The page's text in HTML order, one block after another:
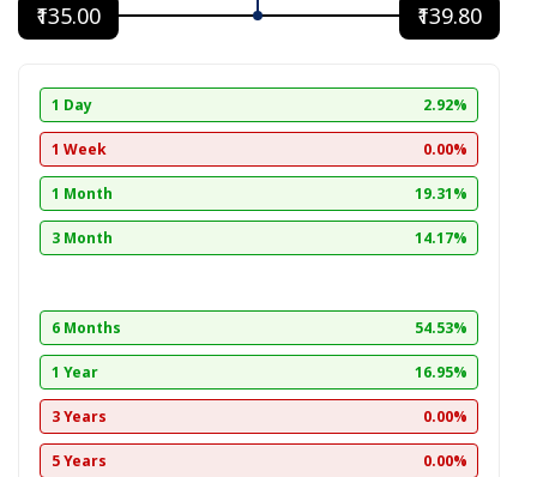
₹135.00 ₹139.80
1 Day 2.92%
1 Week 0.00%
1 Month 19.31%
3 Month 14.17%
6 Months 54.53%
1 Year 16.95%
3 Years 0.00%
5 Years 0.00%